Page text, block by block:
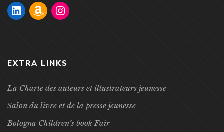
EXTRA LINKS
La Charte des auteurs et illustrateurs jeunesse
Salon du livre et de la presse jeunesse
Bologna Children’s book Fair